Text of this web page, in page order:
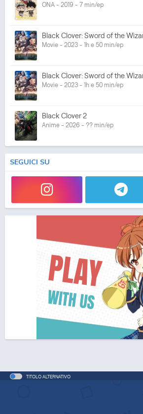
ONA - 2019 - 7 min/ep
Black Clover: Sword of the
Movie - 2023 - 1h e 50 min/ep
Black Clover: Sword of the
Movie - 2023 - 1h e 50 min/ep
Black Clover 2
Anime - 2026 - ?? min/ep
SEGUICI SU
TITOLO ALTERNATIVO